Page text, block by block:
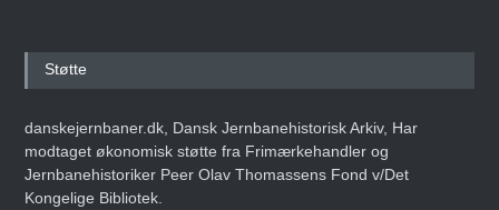
Støtte
danskejernbaner.dk, Dansk Jernbanehistorisk Arkiv, Har
modtaget økonomisk støtte fra Frimærkehandler og
Jernbanehistoriker Peer Olav Thomassens Fond v/Det
Kongelige Bibliotek.